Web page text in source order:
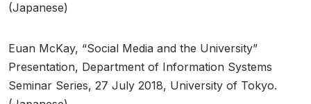
(Japanese)
Euan McKay, “Social Media and the University”
Presentation, Department of Information Systems
Seminar Series, 27 July 2018, University of Tokyo.